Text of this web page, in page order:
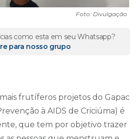
Foto: Divulgação
como esta em seu Whatsapp?
para nosso grupo
frutíferos projetos do Gapac
à AIDS de Criciúma) é
que tem por objetivo trazer